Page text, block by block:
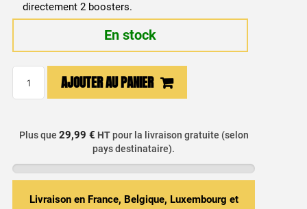
directement 2 boosters.
En stock
Orange,
Citron
AJOUTER AU PANIER
Plus que 29,99 € HTpour la livraison gratuite (selon
pays destinataire).
Livraison en France, Belgique, Luxembourg et